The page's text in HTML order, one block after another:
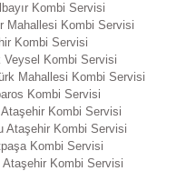
Kombi Servisi
Mahallesi Kombi Servisi
Kombi Servisi
Veysel Kombi Servisi
Mahallesi Kombi Servisi
Kombi Servisi
Ataşehir Kombi Servisi
Ataşehir Kombi Servisi
Kombi Servisi
Ataşehir Kombi Servisi